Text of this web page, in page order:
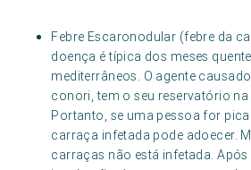
Febre Escaronodular (febre da
doença é típica dos meses
mediterrâneos. O agente
conori, tem o seu reservatório
Portanto, se uma pessoa for
carraça infetada pode adoecer.
carraças não está infetada.